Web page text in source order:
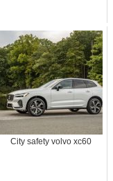
City safety volvo xc60